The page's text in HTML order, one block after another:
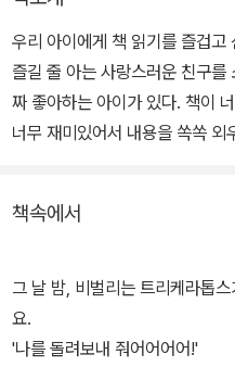
우리 아이에게 책 읽기를 즐겁
즐길 줄 아는 사랑스러운 친구
짜 좋아하는 아이가 있다. 책이
너무 재미있어서 내용을 쏙쏙 외
도서관에서 처음 빌린 공룡 책을
이름은 물론, 책의 쪽수까지 외
나머지 제때 반납을 못하고 그
몽을 꾸게 된다.
책속에서
그 날 밤, 비벌리는 트리케라톱
요.
'나를 돌려보내 줘어어어어!'